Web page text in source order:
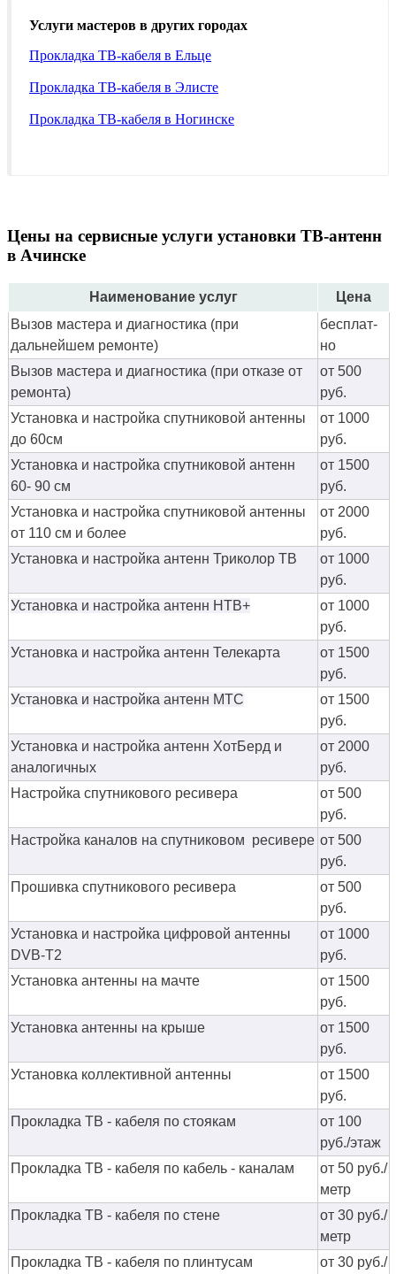
Услуги мастеров в других городах
Прокладка ТВ-кабеля в Ельце
Прокладка ТВ-кабеля в Элисте
Прокладка ТВ-кабеля в Ногинске
Цены на сервисные услуги установки ТВ-антенн
в Ачинске
Наименование услуг
Цена
Вызов мастера и диагностика (при
дальнейшем ремонте)
бес­плат­
но
Вызов мастера и диагностика (при отказе от
ремонта)
от 500
руб.
Установка и настройка спутниковой антенны
до 60см
от 1000
руб.
Установка и настройка спутниковой антенн
60- 90 см
от 1500
руб.
Установка и настройка спутниковой антенны
от 110 см и более
от 2000
руб.
Установка и настройка антенн Триколор ТВ
от 1000
руб.
Установка и настройка антенн НТВ+
от 1000
руб.
Установка и настройка антенн Телекарта
от 1500
руб.
Установка и настройка антенн МТС
от 1500
руб.
Установка и настройка антенн ХотБерд и
аналогичных
от 2000
руб.
Настройка спутникового ресивера
от 500
руб.
Настройка каналов на спутниковом ресивере от 500
руб.
Прошивка спутникового ресивера
от 500
руб.
Установка и настройка цифровой антенны
DVB-T2
от 1000
руб.
Установка антенны на мачте
от 1500
руб.
Установка антенны на крыше
от 1500
руб.
Установка коллективной антенны
от 1500
руб.
Прокладка ТВ - кабеля по стоякам
от 100
руб./этаж
Прокладка ТВ - кабеля по кабель - каналам
от 50 руб./
метр
Прокладка ТВ - кабеля по стене
от 30 руб./
метр
Прокладка ТВ - кабеля по плинтусам
от 30 руб./